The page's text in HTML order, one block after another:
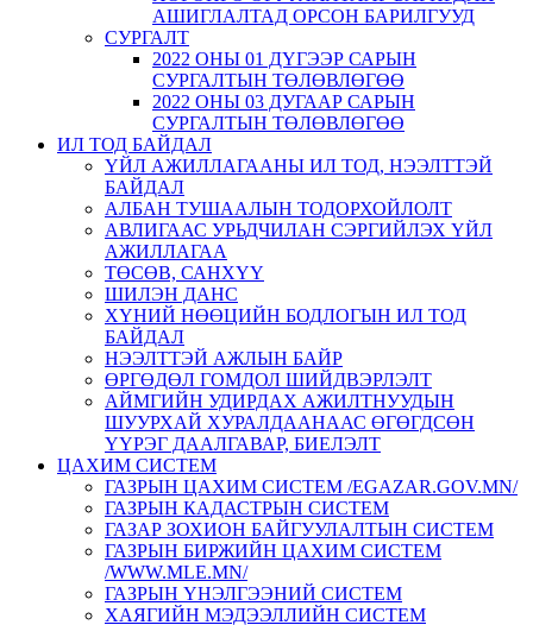
АШИГЛАЛТАД ОРСОН БАРИЛГУУД
СУРГАЛТ
2022 ОНЫ 01 ДҮГЭЭР САРЫН
СУРГАЛТЫН ТӨЛӨВЛӨГӨӨ
2022 ОНЫ 03 ДУГААР САРЫН
СУРГАЛТЫН ТӨЛӨВЛӨГӨӨ
ИЛ ТОД БАЙДАЛ
ҮЙЛ АЖИЛЛАГААНЫ ИЛ ТОД, НЭЭЛТТЭЙ
БАЙДАЛ
АЛБАН ТУШААЛЫН ТОДОРХОЙЛОЛТ
АВЛИГААС УРЬДЧИЛАН СЭРГИЙЛЭХ ҮЙЛ
АЖИЛЛАГАА
ТӨСӨВ, САНХҮҮ
ШИЛЭН ДАНС
ХҮНИЙ НӨӨЦИЙН БОДЛОГЫН ИЛ ТОД
БАЙДАЛ
НЭЭЛТТЭЙ АЖЛЫН БАЙР
ӨРГӨДӨЛ ГОМДОЛ ШИЙДВЭРЛЭЛТ
АЙМГИЙН УДИРДАХ АЖИЛТНУУДЫН
ШУУРХАЙ ХУРАЛДААНААС ӨГӨГДСӨН
ҮҮРЭГ ДААЛГАВАР, БИЕЛЭЛТ
ЦАХИМ СИСТЕМ
ГАЗРЫН ЦАХИМ СИСТЕМ /EGAZAR.GOV.MN/
ГАЗРЫН КАДАСТРЫН СИСТЕМ
ГАЗАР ЗОХИОН БАЙГУУЛАЛТЫН СИСТЕМ
ГАЗРЫН БИРЖИЙН ЦАХИМ СИСТЕМ
/WWW.MLE.MN/
ГАЗРЫН ҮНЭЛГЭЭНИЙ СИСТЕМ
ХАЯГИЙН МЭДЭЭЛЛИЙН СИСТЕМ